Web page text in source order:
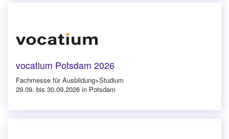
vocatium Potsdam 2026
Fachmesse für Ausbildung+Studium
29.09. bis 30.09.2026 in Potsdam